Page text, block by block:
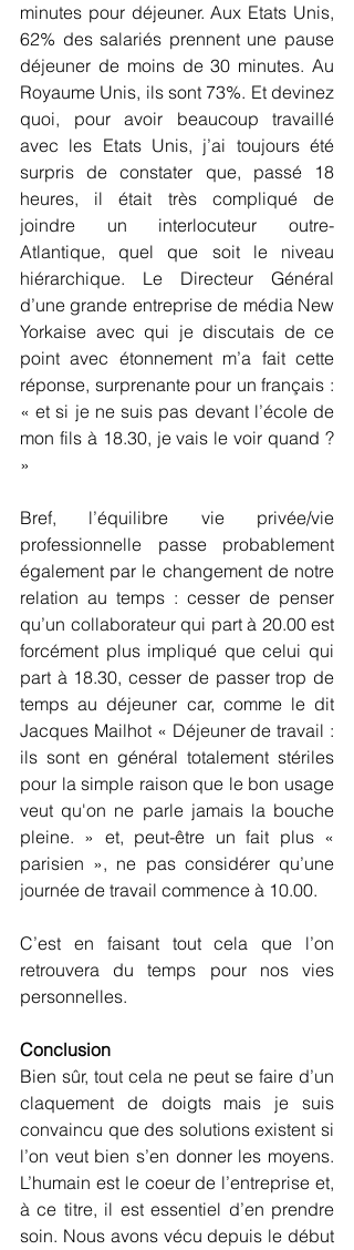
minutes pour déjeuner. Aux Etats Unis,
62% des salariés prennent une pause
déjeuner de moins de 30 minutes. Au
Royaume Unis, ils sont 73%. Et devinez
quoi, pour avoir beaucoup travaillé
avec les Etats Unis, j’ai toujours été
surpris de constater que, passé 18
heures, il était très compliqué de
joindre un interlocuteur outre-
Atlantique, quel que soit le niveau
hiérarchique. Le Directeur Général
d’une grande entreprise de média New
Yorkaise avec qui je discutais de ce
point avec étonnement m’a fait cette
réponse, surprenante pour un français :
« et si je ne suis pas devant l’école de
mon fils à 18.30, je vais le voir quand ?
»
Bref, l’équilibre vie privée/vie
professionnelle passe probablement
également par le changement de notre
relation au temps : cesser de penser
qu’un collaborateur qui part à 20.00 est
forcément plus impliqué que celui qui
part à 18.30, cesser de passer trop de
temps au déjeuner car, comme le dit
Jacques Mailhot « Déjeuner de travail :
ils sont en général totalement stériles
pour la simple raison que le bon usage
veut qu'on ne parle jamais la bouche
pleine. » et, peut-être un fait plus «
parisien », ne pas considérer qu’une
journée de travail commence à 10.00.
C’est en faisant tout cela que l’on
retrouvera du temps pour nos vies
personnelles.
Conclusion
Bien sûr, tout cela ne peut se faire d’un
claquement de doigts mais je suis
convaincu que des solutions existent si
l’on veut bien s’en donner les moyens.
L’humain est le coeur de l’entreprise et,
à ce titre, il est essentiel d’en prendre
soin. Nous avons vécu depuis le début